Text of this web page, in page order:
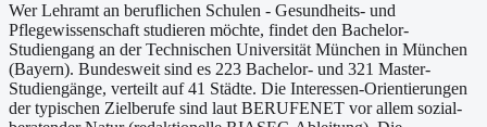
Wer Lehramt an beruflichen Schulen - Gesundheits- und
Pflegewissenschaft studieren möchte, findet den Bachelor-
Studiengang an der Technischen Universität München in München
(Bayern). Bundesweit sind es 223 Bachelor- und 321 Master-
Studiengänge, verteilt auf 41 Städte. Die Interessen-Orientierungen
der typischen Zielberufe sind laut BERUFENET vor allem sozial-